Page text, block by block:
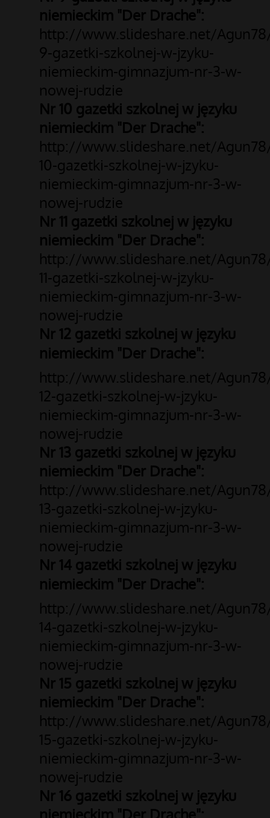
niemieckim "Der Drache":
http://www.slideshare.net/
9-gazetki-szkolnej-w-jzyku-
niemieckim-gimnazjum-nr-3-w-
nowej-rudzie
Nr 10 gazetki szkolnej w języku
niemieckim "Der Drache":
http://www.slideshare.net/
10-gazetki-szkolnej-w-jzyku-
niemieckim-gimnazjum-nr-3-w-
nowej-rudzie
Nr 11 gazetki szkolnej w języku
niemieckim "Der Drache":
http://www.slideshare.net/
11-gazetki-szkolnej-w-jzyku-
niemieckim-gimnazjum-nr-3-w-
nowej-rudzie
Nr 12 gazetki szkolnej w języku
niemieckim "Der Drache":
http://www.slideshare.net/
12-gazetki-szkolnej-w-jzyku-
niemieckim-gimnazjum-nr-3-w-
nowej-rudzie
Nr 13 gazetki szkolnej w języku
niemieckim "Der Drache":
http://www.slideshare.net/
13-gazetki-szkolnej-w-jzyku-
niemieckim-gimnazjum-nr-3-w-
nowej-rudzie
Nr 14 gazetki szkolnej w języku
niemieckim "Der Drache":
http://www.slideshare.net/
14-gazetki-szkolnej-w-jzyku-
niemieckim-gimnazjum-nr-3-w-
nowej-rudzie
Nr 15 gazetki szkolnej w języku
niemieckim "Der Drache":
http://www.slideshare.net/
15-gazetki-szkolnej-w-jzyku-
niemieckim-gimnazjum-nr-3-w-
nowej-rudzie
Nr 16 gazetki szkolnej w języku
niemieckim "Der Drache":